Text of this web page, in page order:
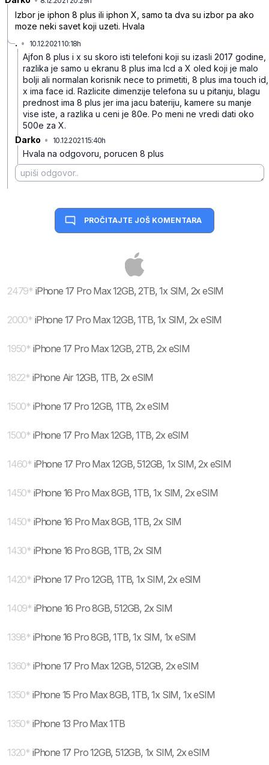
Izbor je iphon 8 plus ili iphon X, samo ta dva su izbor pa ako
moze neki savet koji uzeti. Hvala
. • 10.12.2021 10:18h
Ajfon 8 plus i x su skoro isti telefoni koji su izasli 2017 godine,
razlika je samo u ekranu 8 plus ima lcd a X oled koji je malo
bolji ali normalan korisnik nece to primetiti, 8 plus ima touch id,
x ima face id. Razlicite dimenzije telefona su u pitanju, blagu
prednost ima 8 plus jer ima jacu bateriju, kamere su manje
vise iste, a razlika u ceni je 80e. Po meni ne vredi dati oko
500e za X.
Darko • 10.12.2021 15:40h
Hvala na odgovoru, porucen 8 plus
PROČITAJTE JOŠ KOMENTARA
2479* iPhone 17 Pro Max 12GB, 2TB, 1x SIM, 2x eSIM
2000* iPhone 17 Pro Max 12GB, 1TB, 1x SIM, 2x eSIM
1950* iPhone 17 Pro Max 12GB, 2TB, 2x eSIM
1822* iPhone Air 12GB, 1TB, 2x eSIM
1500* iPhone 17 Pro 12GB, 1TB, 2x eSIM
1500* iPhone 17 Pro Max 12GB, 1TB, 2x eSIM
1460* iPhone 17 Pro Max 12GB, 512GB, 1x SIM, 2x eSIM
1450* iPhone 16 Pro Max 8GB, 1TB, 1x SIM, 2x eSIM
1450* iPhone 16 Pro Max 8GB, 1TB, 2x SIM
1430* iPhone 16 Pro 8GB, 1TB, 2x SIM
1420* iPhone 17 Pro 12GB, 1TB, 1x SIM, 2x eSIM
1409* iPhone 16 Pro 8GB, 512GB, 2x SIM
1398* iPhone 16 Pro 8GB, 1TB, 1x SIM, 1x eSIM
1360* iPhone 17 Pro Max 12GB, 512GB, 2x eSIM
1350* iPhone 15 Pro Max 8GB, 1TB, 1x SIM, 1x eSIM
1350* iPhone 13 Pro Max 1TB
1320* iPhone 17 Pro 12GB, 512GB, 1x SIM, 2x eSIM